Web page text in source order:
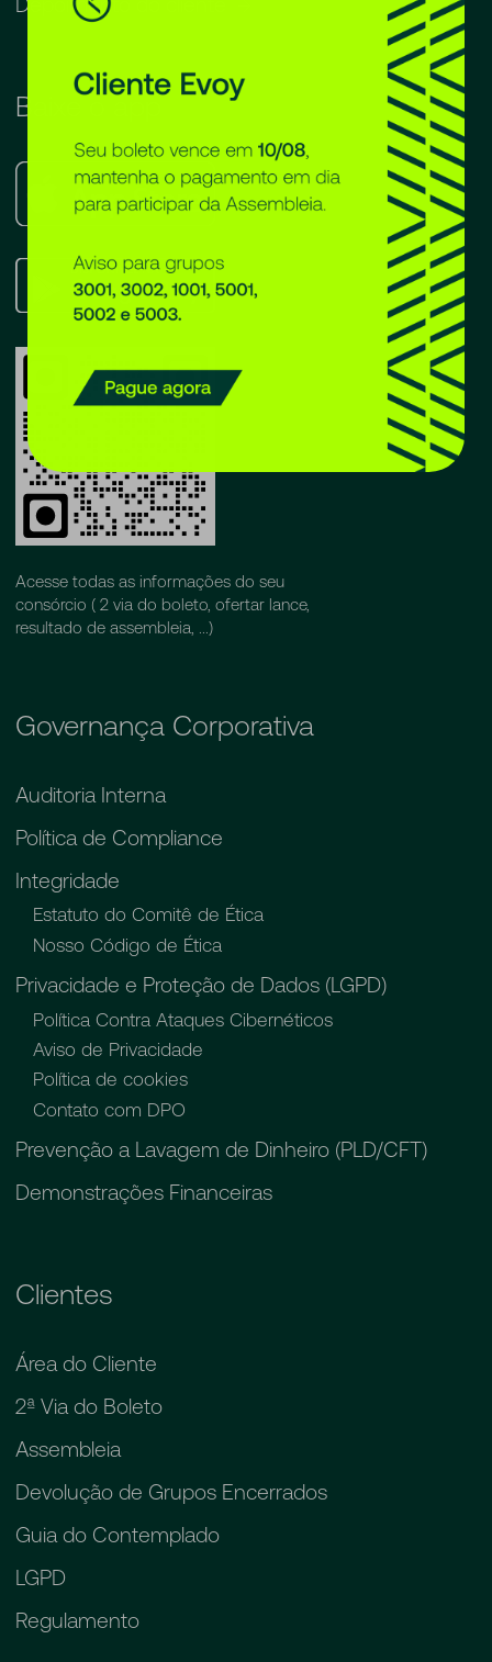
Baixe o app
Apple
Store
Google
Play
Acesse todas as informações do seu
consórcio ( 2 via do boleto, ofertar lance,
resultado de assembleia, ...)
Governança Corporativa
Auditoria Interna
Política de Compliance
Integridade
Estatuto do Comitê de Ética
Nosso Código de Ética
Privacidade e Proteção de Dados (LGPD)
Política Contra Ataques Cibernéticos
Aviso de Privacidade
Política de cookies
Contato com DPO
Prevenção a Lavagem de Dinheiro (PLD/CFT)
Demonstrações Financeiras
Clientes
Área do Cliente
2ª Via do Boleto
Assembleia
Devolução de Grupos Encerrados
Guia do Contemplado
LGPD
Regulamento